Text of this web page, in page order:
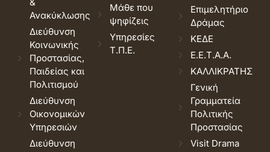
Ανακύκλωσης
Διεύθυνση
Κοινωνικής
Προστασίας,
Παιδείας και
Πολιτισμού
Διεύθυνση
Οικονομικών
Υπηρεσιών
Διεύθυνση
Μάθε που
ψηφίζεις
Υπηρεσίες
Τ.Π.Ε.
Επιμελητήριο
Δράμας
ΚΕΔΕ
Ε.Ε.Τ.Α.Α.
ΚΑΛΛΙΚΡΑΤΗΣ
Γενική
Γραμματεία
Πολιτικής
Προστασίας
Visit Drama